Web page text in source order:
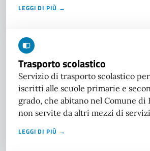
LEGGI DI PIÙ →
Trasporto scolastico
Servizio di trasporto scolastico
iscritti alle scuole primarie e
grado, che abitano nel Comune di
non servite da altri mezzi di
LEGGI DI PIÙ →